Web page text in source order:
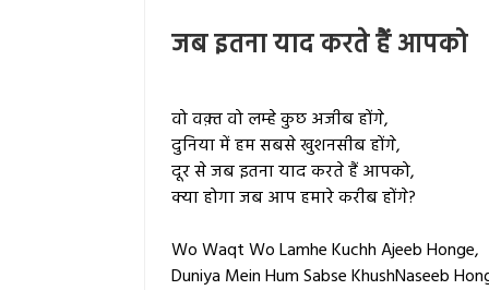
जब इतना याद करते हैं आपको
वो वक़्त वो लम्हे कुछ अजीब होंगे,
दुनिया में हम सबसे खुशनसीब होंगे,
दूर से जब इतना याद करते हैं आपको,
क्या होगा जब आप हमारे करीब होंगे?
Wo Waqt Wo Lamhe Kuchh Ajeeb Honge,
Duniya Mein Hum Sabse KhushNaseeb